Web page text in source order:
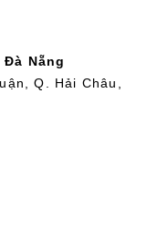
Nẵng
Q. Hải Châu,